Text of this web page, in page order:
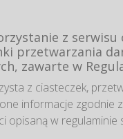
z serwisu
przetwarzania
zawarte w
z ciasteczek,
informacje zgodnie
opisaną w regulaminie